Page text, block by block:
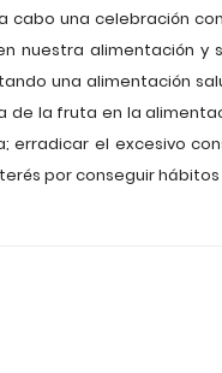
una celebración
nuestra alimentación y
una alimentación
la fruta en la
el excesivo
por conseguir